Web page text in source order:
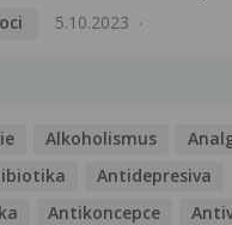
5.10.2023
Alkoholismus
Antidepresiva
Antikoncepce